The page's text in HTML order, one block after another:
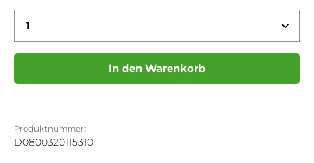
Produkt Anzahl: Gib den gewünschten Wert
In den Warenkorb
Produktnummer:
D0800320115310